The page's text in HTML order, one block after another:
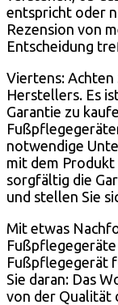
entspricht oder
Rezension von
Entscheidung
Viertens: Achten
Herstellers. Es
Garantie zu
notwendige
mit dem Produkt
sorgfältig die
und stellen Sie
Mit etwas
Fußpflegegerät
Sie daran: Das
von der Qualität